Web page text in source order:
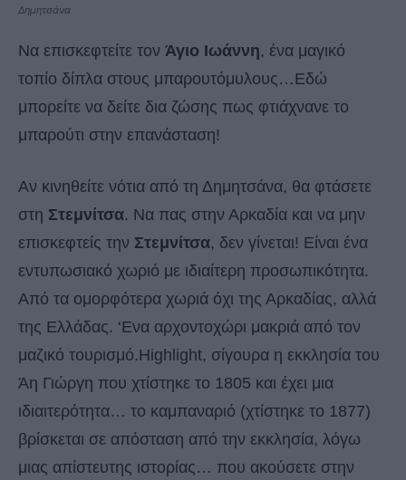
Δημητσάνα
Να επισκεφτείτε τον Άγιο Ιωάννη, ένα μαγικό
τοπίο δίπλα στους μπαρουτόμυλους…Εδώ
μπορείτε να δείτε δια ζώσης πως φτιάχνανε το
μπαρούτι στην επανάσταση!
Αν κινηθείτε νότια από τη Δημητσάνα, θα φτάσετε
στη Στεμνίτσα. Να πας στην Αρκαδία και να μην
επισκεφτείς την Στεμνίτσα, δεν γίνεται! Είναι ένα
εντυπωσιακό χωριό με ιδιαίτερη προσωπικότητα.
Από τα ομορφότερα χωριά όχι της Αρκαδίας, αλλά
της Ελλάδας. ‘Ενα αρχοντοχώρι μακριά από τον
μαζικό τουρισμό.Highlight, σίγουρα η εκκλησία του
Άη Γιώργη που χτίστηκε το 1805 και έχει μια
ιδιαιτερότητα… το καμπαναριό (χτίστηκε το 1877)
βρίσκεται σε απόσταση από την εκκλησία, λόγω
μιας απίστευτης ιστορίας… που ακούσετε στην